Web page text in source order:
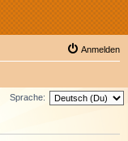
Anmelden
Sprache: